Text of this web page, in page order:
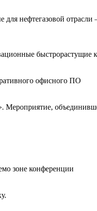
нефтегазовой
быстрорастущие
офисного ПО
зоне конференции